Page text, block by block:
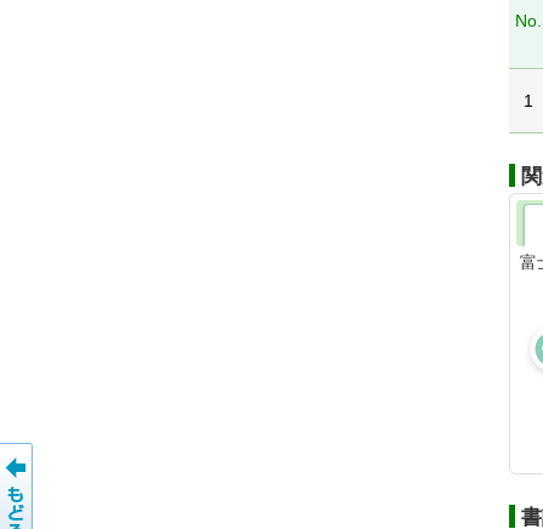
No.
1
富